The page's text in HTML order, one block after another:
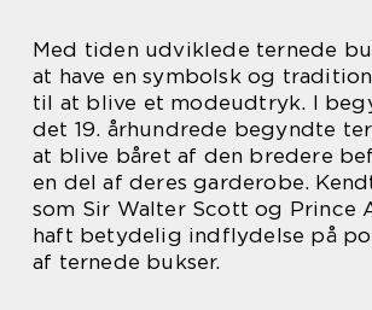
Med tiden udviklede ternede
at have en symbolsk og
til at blive et modeudtryk. I
det 19. århundrede begyndte
at blive båret af den bredere
en del af deres garderobe.
som Sir Walter Scott og Prince
haft betydelig indflydelse på
af ternede bukser.